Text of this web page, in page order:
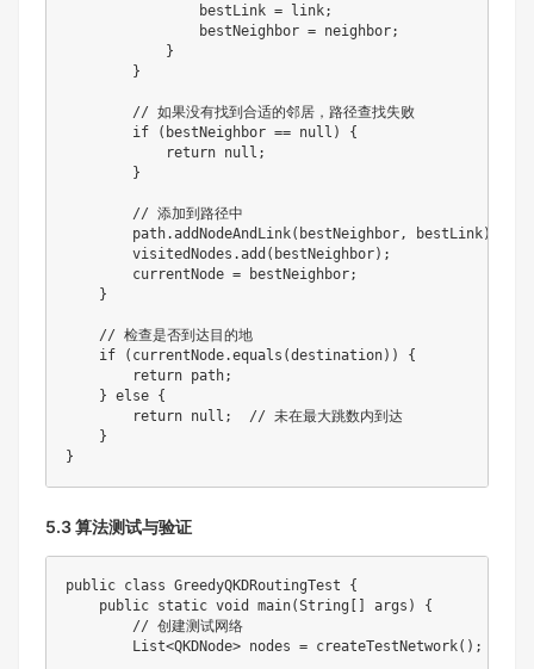
                bestLink
= link;
                bestNeighbor
= neighbor;
}
}
// 如果没有找到合适的邻居，路径查找失败
if
( bestNeighbor == null )
{
return null ;
}
// 添加到路径中
        path
.addNodeAndLink( bestNeighbor, bestLink)
        visitedNodes
.add ( bestNeighbor) ;
        currentNode
= bestNeighbor;
}
// 检查是否到达目的地
if
( currentNode.equals (destination) )
{
return path;
} else {
return null ;
// 未在最大跳数内到达
}
}
5.3 算法测试与验证
public class GreedyQKDRoutingTest
{
public static void main(String args )
{
// 创建测试网络
List<QKDNode> nodes = createTestNetwork( ) ;